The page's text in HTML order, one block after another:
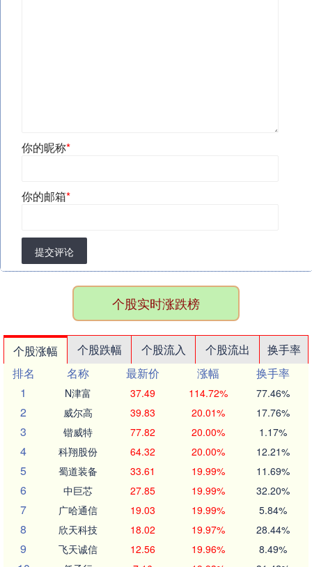
你的昵称*
你的邮箱*
提交评论
个股实时涨跌榜
个股涨幅 个股跌幅 个股流入 个股流出
换手率
排名
名称 最新价 涨幅
换手率
1
N津富 37.49 114.72% 77.46%
2 威尔高 39.83 20.01% 17.76%
3 锴威特 77.82 20.00% 1.17%
4 科翔股份 64.32 20.00% 12.21%
5 蜀道装备 33.61 19.99% 11.69%
6 中巨芯 27.85 19.99% 32.20%
7 广哈通信 19.03 19.99% 5.84%
8 欣天科技 18.02 19.97% 28.44%
9 飞天诚信 12.56 19.96% 8.49%